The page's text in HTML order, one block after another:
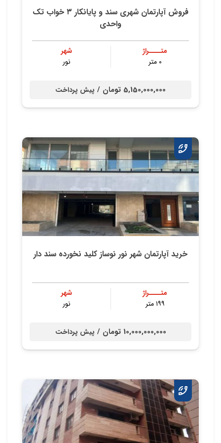
فروش آپارتمان شهری سند و پایانکار ۳ خواب تک
واحدی
متــــراژ
۰ متر
شهر
نور
5,150,000,000 تومان / پیش پرداخت
خرید آپارتمان شهر نور نوساز کلید نخورده سند دار
متــــراژ
۱۹۹ متر
شهر
نور
10,000,000,000 تومان / پیش پرداخت